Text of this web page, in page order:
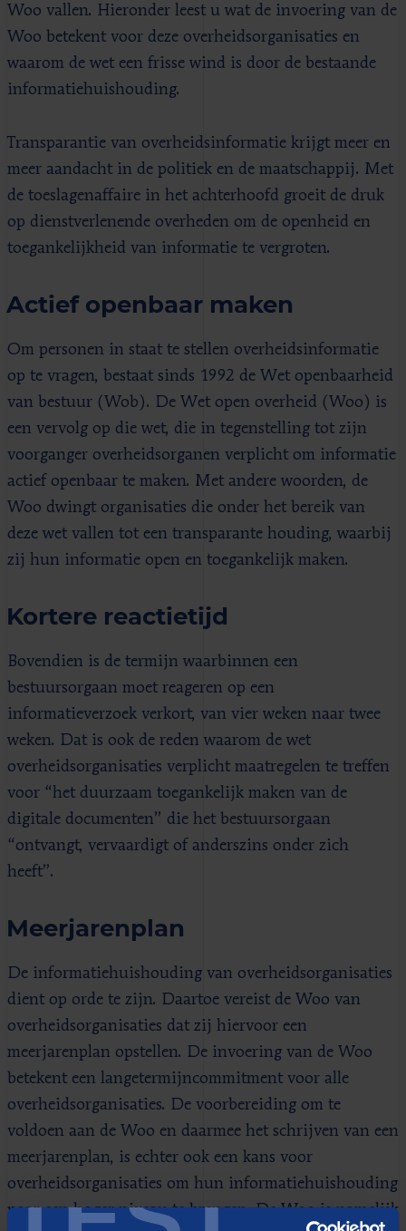
Woo vallen. Hieronder leest u wat de invoering van de
Woo betekent voor deze overheidsorganisaties en
waarom de wet een frisse wind is door de bestaande
informatiehuishouding.
Transparantie van overheidsinformatie krijgt meer en
meer aandacht in de politiek en de maatschappij. Met
de toeslagenaffaire in het achterhoofd groeit de druk
op dienstverlenende overheden om de openheid en
toegankelijkheid van informatie te vergroten.
Actief openbaar maken
Om personen in staat te stellen overheidsinformatie
op te vragen, bestaat sinds 1992 de Wet openbaarheid
van bestuur (Wob). De Wet open overheid (Woo) is
een vervolg op die wet, die in tegenstelling tot zijn
voorganger overheidsorganen verplicht om informatie
actief openbaar te maken. Met andere woorden, de
Woo dwingt organisaties die onder het bereik van
deze wet vallen tot een transparante houding, waarbij
zij hun informatie open en toegankelijk maken.
Kortere reactietijd
Bovendien is de termijn waarbinnen een
bestuursorgaan moet reageren op een
informatieverzoek verkort, van vier weken naar twee
weken. Dat is ook de reden waarom de wet
overheidsorganisaties verplicht maatregelen te treffen
voor “het duurzaam toegankelijk maken van de
digitale documenten” die het bestuursorgaan
“ontvangt, vervaardigt of anderszins onder zich
heeft”.
Meerjarenplan
De informatiehuishouding van overheidsorganisaties
dient op orde te zijn. Daartoe vereist de Woo van
overheidsorganisaties dat zij hiervoor een
meerjarenplan opstellen. De invoering van de Woo
betekent een langetermijncommitment voor alle
overheidsorganisaties. De voorbereiding om te
voldoen aan de Woo en daarmee het schrijven van een
meerjarenplan, is echter ook een kans voor
overheidsorganisaties om hun informatiehuishouding
naar een hoger niveau te brengen. De Woo is namelijk